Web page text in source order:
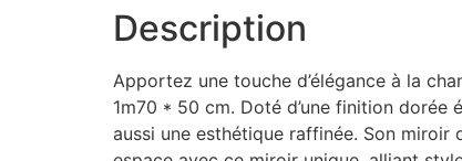
Description
Apportez une touche d’élégance à la
1m70 * 50 cm. Doté d’une finition
aussi une esthétique raffinée. Son